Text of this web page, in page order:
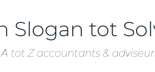
Slogan tot
tot Z accountants &